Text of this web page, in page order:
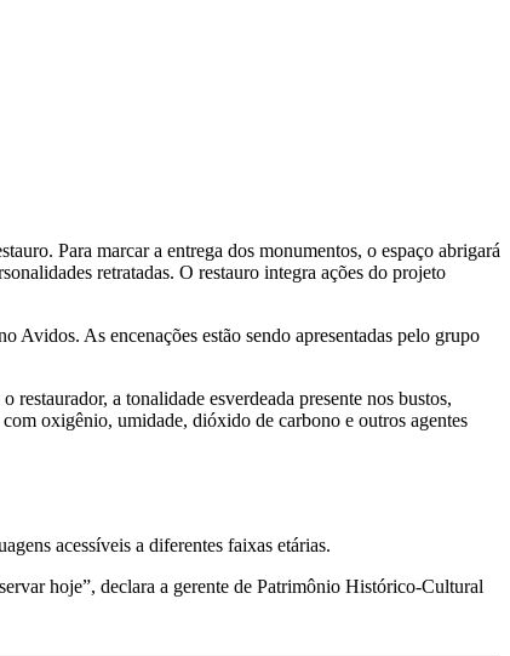
Para marcar a entrega dos monumentos, o espaço abrigará
retratadas. O restauro integra ações do projeto
As encenações estão sendo apresentadas pelo grupo
a tonalidade esverdeada presente nos bustos,
oxigênio, umidade, dióxido de carbono e outros agentes
acessíveis a diferentes faixas etárias.
hoje”, declara a gerente de Patrimônio Histórico-Cultural